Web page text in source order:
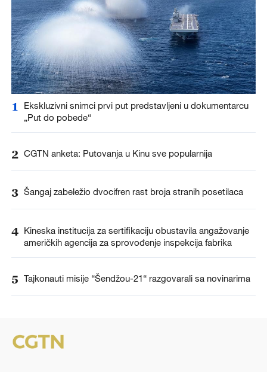
1
Ekskluzivni snimci prvi put predstavljeni u dokumentarcu
„Put do pobede“
2 CGTN anketa: Putovanja u Kinu sve popularnija
3 Šangaj zabeležio dvocifren rast broja stranih posetilaca
4 Kineska institucija za sertifikaciju obustavila angažovanje
američkih agencija za sprovođenje inspekcija fabrika
5 Tajkonauti misije “Šendžou-21“ razgovarali sa novinarima